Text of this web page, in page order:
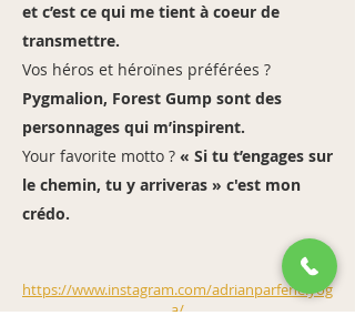
et c’est ce qui me tient à coeur de
transmettre.
Vos héros et héroïnes préférées ?
Pygmalion, Forest Gump sont des
personnages qui m’inspirent.
Your favorite motto ? « Si tu t’engages sur
le chemin, tu y arriveras » c'est mon
crédo.
https://www.instagram.com/adrianparfene.yog
a/